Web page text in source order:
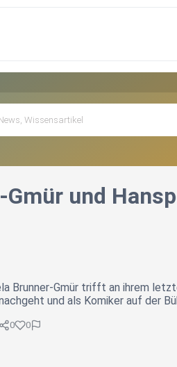
Gmür und
Brunner-Gmür trifft an ihrem
und als Komiker auf der
0 0